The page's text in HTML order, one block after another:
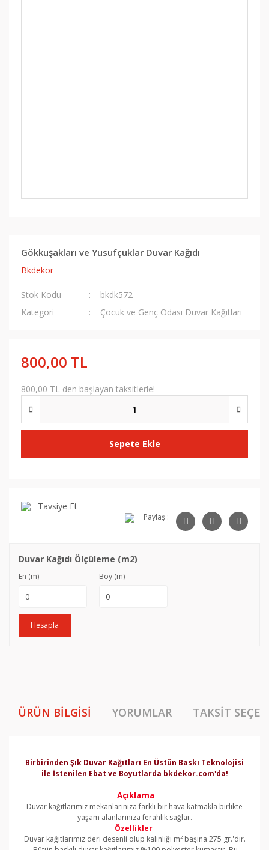
Gökkuşakları ve Yusufçuklar Duvar Kağıdı
Bkdekor
Stok Kodu
bkdk572
Kategori
Çocuk ve Genç Odası Duvar Kağıtları
800,00 TL
800,00 TL den başlayan taksitlerle!
Sepete Ekle
Tavsiye Et
Paylaş :
Duvar Kağıdı Ölçüleme (m2)
En (m) Boy (m)
Hesapla
ÜRÜN BILGISI YORUMLAR TAKSIT
Birbirinden Şık Duvar Kağıtları En Üstün Baskı Teknolojisi
ile İstenilen Ebat ve Boyutlarda bkdekor.com'da!
Açıklama
Duvar kağıtlarımız mekanlarınıza farklı bir hava katmakla birlikte
yaşam alanlarınıza ferahlık sağlar.
Özellikler
Duvar kağıtlarımız deri desenli olup kalınlığı m² başına 275 gr.'dır.